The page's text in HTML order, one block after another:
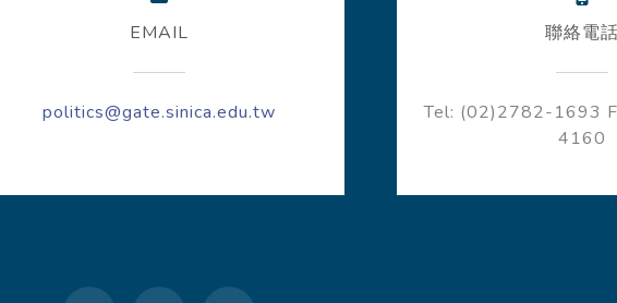
EMAIL
politics@gate.sinica.edu.tw
聯絡電話
Tel: (02)2782-1693
4160